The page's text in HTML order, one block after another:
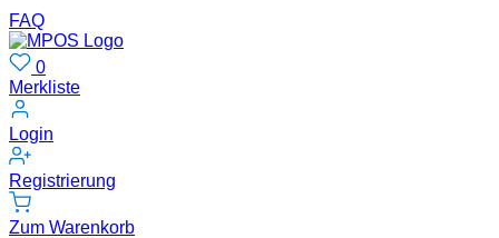
FAQ
0
Merkliste
Login
Registrierung
Zum Warenkorb